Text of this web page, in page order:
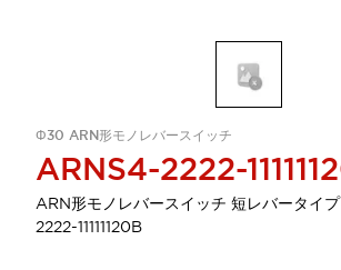
Φ30 ARN形モノレバースイッチ
ARNS4-2222-
ARN形モノレバースイッチ 短レバータイ
2222-11111120B